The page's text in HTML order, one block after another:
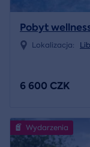
Pobyt
Lokalizacja:
6 600 CZK
Wydarzenia